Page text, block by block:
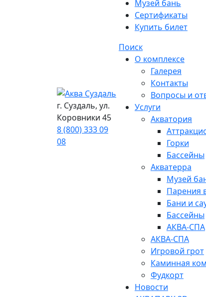
г. Суздаль, ул.
Коровники 45
8 (800) 333 09
08
Музей бань
Сертификаты
Купить билет
Поиск
О комплексе
Галерея
Контакты
Вопросы и
Услуги
Акватория
Горки
Бассейны
Акватерра
Музей
Парения
Бани и
Бассейны
АКВА-СПА
АКВА-СПА
Игровой грот
Каминная
Фудкорт
Новости